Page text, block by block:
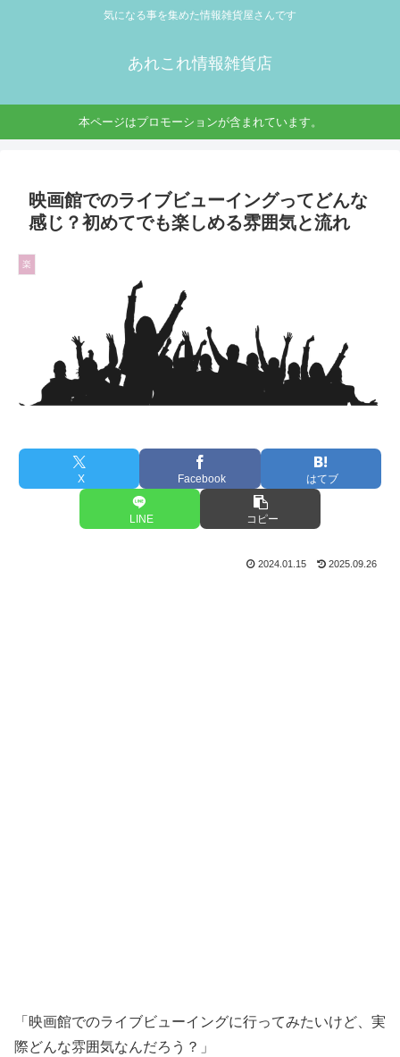
気になる事を集めた情報雑貨屋さんです
あれこれ情報雑貨店
本ページはプロモーションが含まれています。
映画館でのライブビューイングってどんな
感じ？初めてでも楽しめる雰囲気と流れ
楽
X Facebook はてブ
LINE コピー
2024.01.15 2025.09.26
「映画館でのライブビューイングに行ってみたいけど、実
際どんな雰囲気なんだろう？」